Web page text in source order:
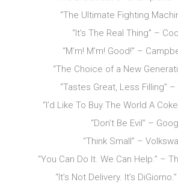
“The Ultimate Fighting
“It’s The Real Thing” –
“M’m! M’m! Good!” –
“The Choice of a New
“Tastes Great, Less Filling”
“I’d Like To Buy The World A
“Don’t Be Evil” –
“Think Small” –
“You Can Do It. We Can Help.” –
“It’s Not Delivery. It’s